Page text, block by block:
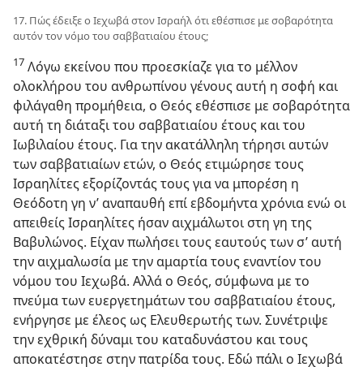
17. Πώς έδειξε ο Ιεχωβά στον Ισραήλ ότι εθέσπισε με σοβαρότητα
αυτόν τον νόμο του σαββατιαίου έτους;
17 Λόγω εκείνου που προεσκίαζε για το μέλλον
ολοκλήρου του ανθρωπίνου γένους αυτή η σοφή και
φιλάγαθη προμήθεια, ο Θεός εθέσπισε με σοβαρότητα
αυτή τη διάταξι του σαββατιαίου έτους και του
Ιωβιλαίου έτους. Για την ακατάλληλη τήρησι αυτών
των σαββατιαίων ετών, ο Θεός ετιμώρησε τους
Ισραηλίτες εξορίζοντάς τους για να μπορέση η
Θεόδοτη γη ν’ αναπαυθή επί εβδομήντα χρόνια ενώ οι
απειθείς Ισραηλίτες ήσαν αιχμάλωτοι στη γη της
Βαβυλώνος. Είχαν πωλήσει τους εαυτούς των σ’ αυτή
την αιχμαλωσία με την αμαρτία τους εναντίον του
νόμου του Ιεχωβά. Αλλά ο Θεός, σύμφωνα με το
πνεύμα των ευεργετημάτων του σαββατιαίου έτους,
ενήργησε με έλεος ως Ελευθερωτής των. Συνέτριψε
την εχθρική δύναμι του καταδυνάστου και τους
αποκατέστησε στην πατρίδα τους. Εδώ πάλι ο Ιεχωβά